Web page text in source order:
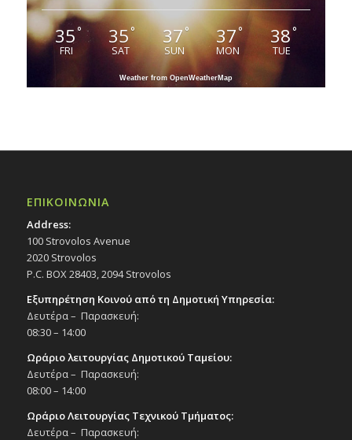
35°
FRI
35°
SAT
37°
SUN
37°
MON
38°
TUE
Weather from OpenWeatherMap
ΕΠΙΚΟΙΝΩΝΙΑ
Address:
100 Strovolos Avenue
2020 Strovolos
P.C. BOX 28403, 2094 Strovolos
Εξυπηρέτηση Κοινού από τη Δημοτική Υπηρεσία:
Δευτέρα – Παρασκευή:
08:30 – 14:00
Ωράριο λειτουργίας Δημοτικού Ταμείου:
Δευτέρα – Παρασκευή:
08:00 – 14:00
Ωράριο Λειτουργίας Τεχνικού Τμήματος:
Δευτέρα – Παρασκευή: